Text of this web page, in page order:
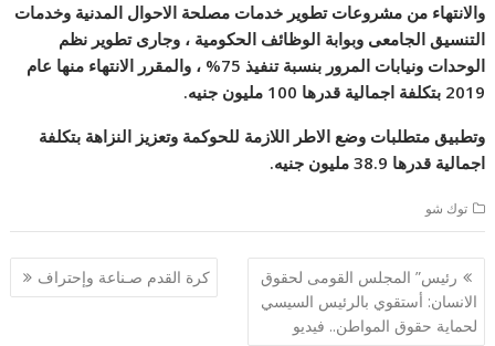
والانتهاء من مشروعات تطوير خدمات مصلحة الاحوال المدنية وخدمات
التنسيق الجامعى وبوابة الوظائف الحكومية ، وجارى تطوير نظم
الوحدات ونيابات المرور بنسبة تنفيذ 75% ، والمقرر الانتهاء منها عام
2019 بتكلفة اجمالية قدرها 100 مليون جنيه.
وتطبيق متطلبات وضع الاطر اللازمة للحوكمة وتعزيز النزاهة بتكلفة
اجمالية قدرها 38.9 مليون جنيه.
توك شو
تصفّح
المقالات
رئيس” المجلس القومى لحقوق
الانسان: أستقوي بالرئيس السيسي
لحماية حقوق المواطن.. فيديو
كرة القدم صـناعة وإحتراف